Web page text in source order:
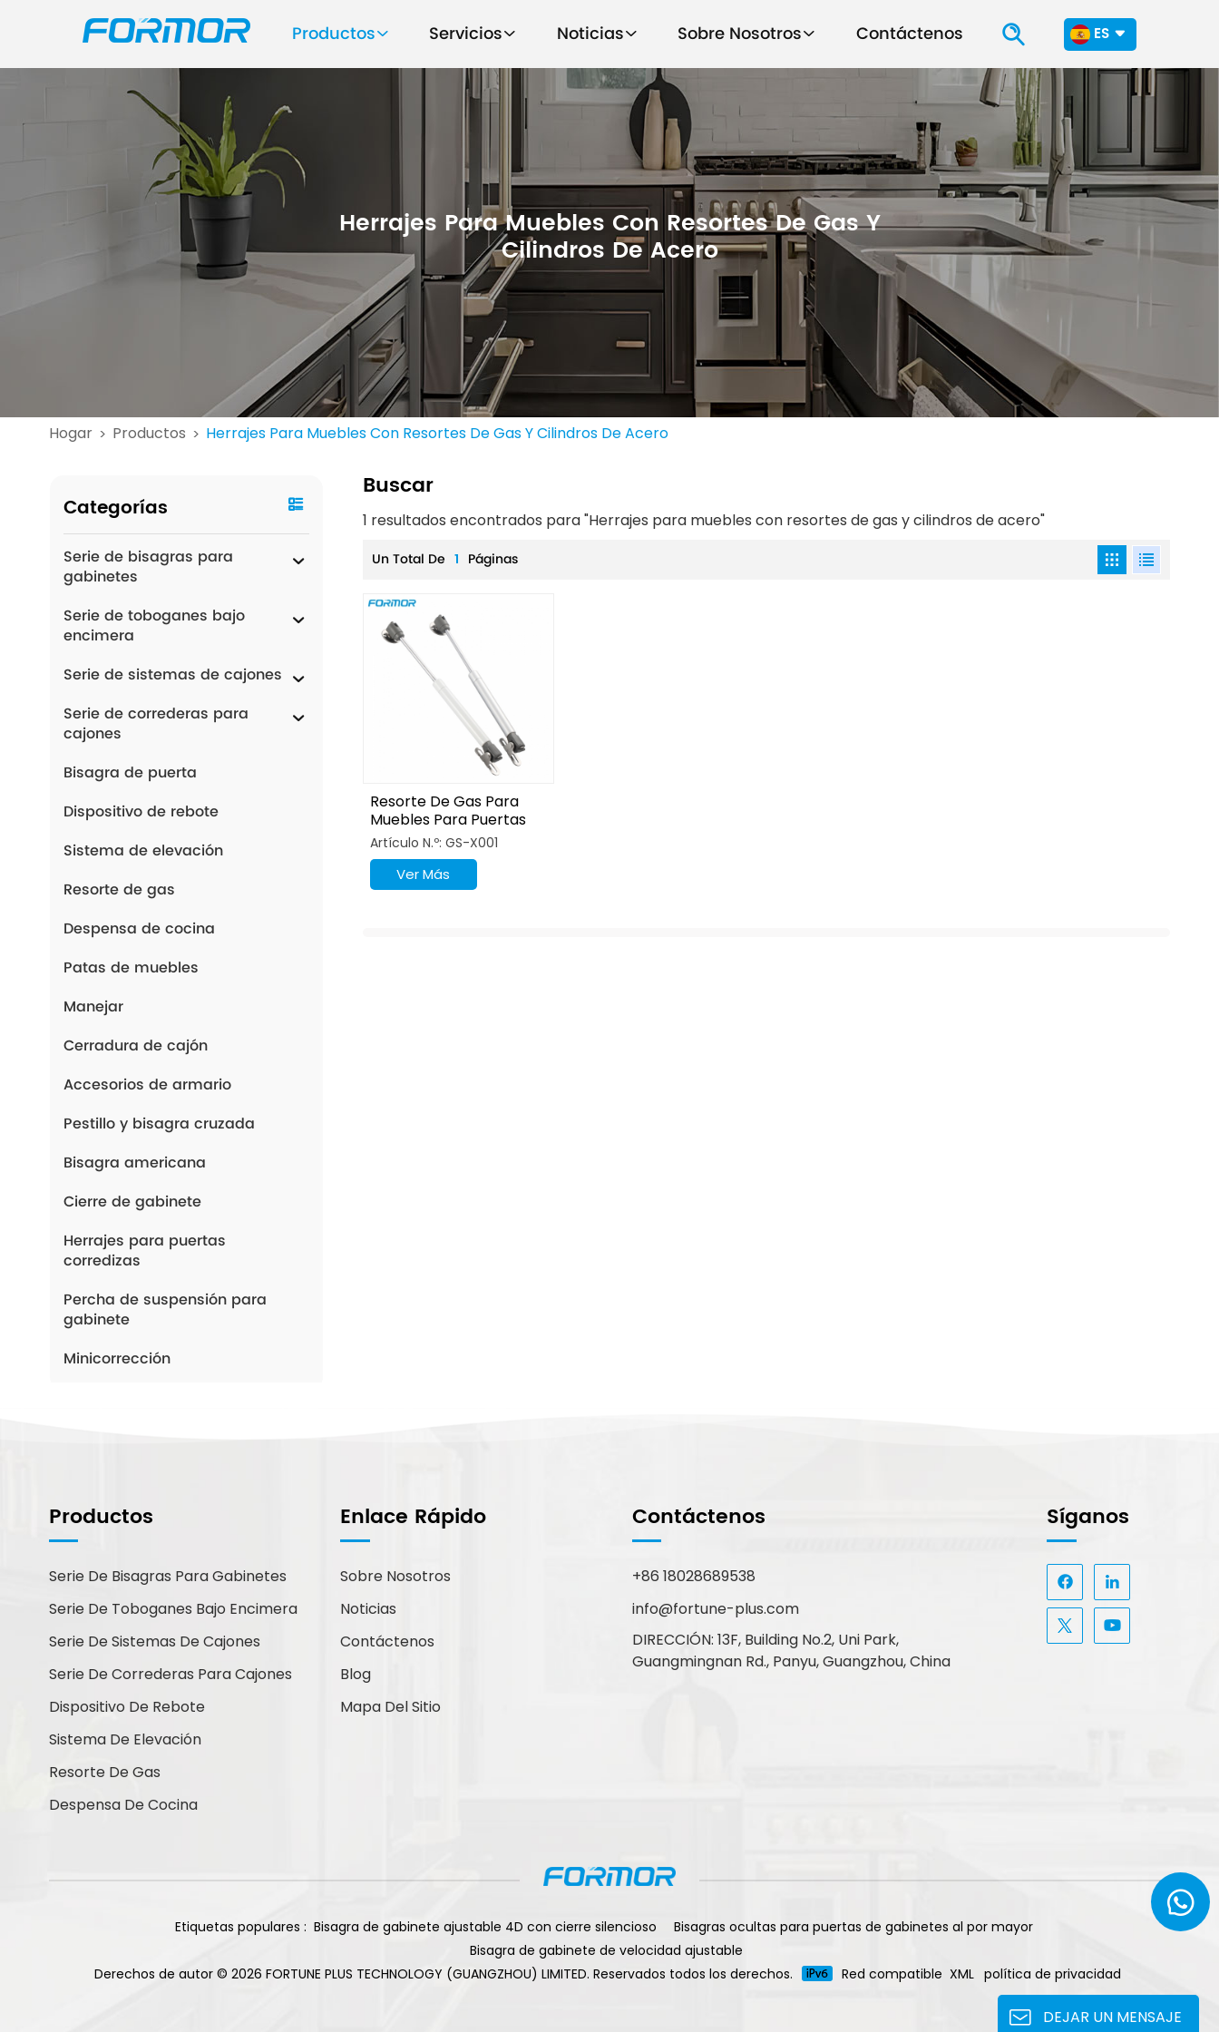
Productos Servicios Noticias Sobre Nosotros Contáctenos ES
en
fr
ru
es
Herrajes Para Muebles Con Resortes De Gas Y
Cilindros De Acero
Hogar > Productos > Herrajes Para Muebles Con Resortes De Gas Y Cilindros De Acero
Categorías
Serie de bisagras para
gabinetes
Serie de toboganes bajo
encimera
Serie de sistemas de cajones
Serie de correderas para
cajones
Bisagra de puerta
Dispositivo de rebote
Sistema de elevación
Resorte de gas
Despensa de cocina
Patas de muebles
Manejar
Cerradura de cajón
Accesorios de armario
Pestillo y bisagra cruzada
Bisagra americana
Cierre de gabinete
Herrajes para puertas
corredizas
Percha de suspensión para
gabinete
Minicorrección
Puede contactarnos de la forma
que le resulte más cómoda.
Estamos disponibles 24/7 por
correo electrónico o teléfono.
Contáctenos
Nuevos Productos
de cierre suave con
gabinete, 2 orificios,
Leer Más
Buscar
1 resultados encontrados para "Herrajes para muebles con resortes de gas y cilindros de acero"
Un Total De 1 Páginas
Resorte De Gas Para
Muebles Para Puertas
Elevables
Artículo N.º: GS-X001
Ver Más
Productos
Serie De Bisagras Para Gabinetes
Serie De Toboganes Bajo Encimera
Serie De Sistemas De Cajones
Serie De Correderas Para Cajones
Dispositivo De Rebote
Sistema De Elevación
Resorte De Gas
Despensa De Cocina
Enlace Rápido
Sobre Nosotros
Noticias
Contáctenos
Blog
Mapa Del Sitio
Contáctenos
+86 18028689538
info@fortune-plus.com
DIRECCIÓN: 13F, Building No.2, Uni Park,
Guangmingnan Rd., Panyu, Guangzhou, China
Síganos
Etiquetas populares : Bisagra de gabinete ajustable 4D con cierre silencioso
Bisagras ocultas para puertas de gabinetes al por mayor
Bisagra de gabinete de velocidad ajustable
Derechos de autor © 2026 FORTUNE PLUS TECHNOLOGY (GUANGZHOU) LIMITED. Reservados todos los derechos.
Red compatible XML política de privacidad
DEJAR UN MENSAJE